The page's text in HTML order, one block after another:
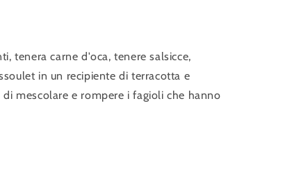
tenera carne d'oca, tenere salsicce,
in un recipiente di terracotta e
mescolare e rompere i fagioli che hanno